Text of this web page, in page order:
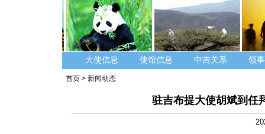
大使信息 使馆信息 中吉关系 领
首页 > 新闻动态
驻吉布提大使胡斌到任